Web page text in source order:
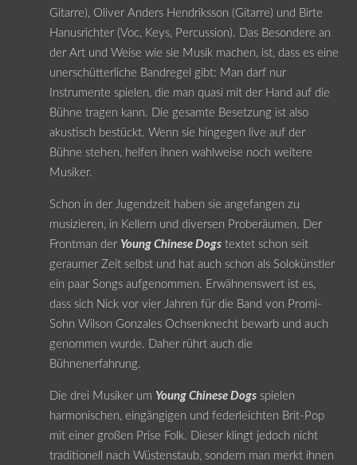
Gitarre), Oliver Anders Hendriksson (Gitarre) und Birte
Hanusrichter (Voc, Keys, Percussion). Das Besondere an
der Art und Weise wie sie Musik machen, ist, dass es eine
unerschütterliche Bandregel gibt: Man darf nur
Instrumente spielen, die man quasi mit der Hand auf die
Bühne tragen kann. Die gesamte Besetzung ist also
akustisch bestückt. Wenn sie hingegen live auf der
Bühne stehen, helfen ihnen wahlweise noch weitere
Musiker.
Schon in der Jugendzeit haben sie angefangen zu
musizieren, in Kellern und diversen Proberäumen. Der
Frontman der Young Chinese Dogstextet schon seit
geraumer Zeit selbst und hat auch schon als Solokünstler
ein paar Songs aufgenommen. Erwähnenswert ist es,
dass sich Nick vor vier Jahren für die Band von Promi-
Sohn Wilson Gonzales Ochsenknecht bewarb und auch
genommen wurde. Daher rührt auch die
Bühnenerfahrung.
Die drei Musiker um Young Chinese Dogsspielen
harmonischen, eingängigen und federleichten Brit-Pop
mit einer großen Prise Folk. Dieser klingt jedoch nicht
traditionell nach Wüstenstaub, sondern man merkt ihnen